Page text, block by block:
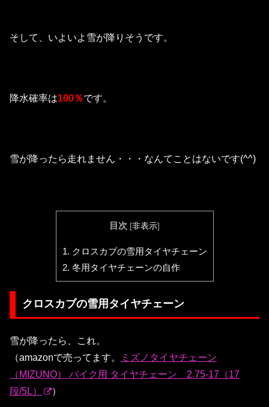
そして、いよいよ雪が降りそうです。
降水確率は100％です。
雪が降ったら走れません・・・なんてことはないです(^^)
目次 [非表示]
1. クロスカブの雪用タイヤチェーン
2. 冬用タイヤチェーンの自作
クロスカブの雪用タイヤチェーン
雪が降ったら、これ。
（amazonで売ってます。
ミズノタイヤチェーン
（MIZUNO） バイク用 タイヤチェーン 2.75-17（17
段/5L）
）